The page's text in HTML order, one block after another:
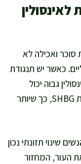
לאינסולין
סוכר ואכילה לא
כאשר יש תנגודת
גבוה יכול
לעודד ייצור אנדרוגנים בשחלות ולהפחית SHBG, כך שיותר
שינוי תזונתי נכון
העור, המחזור